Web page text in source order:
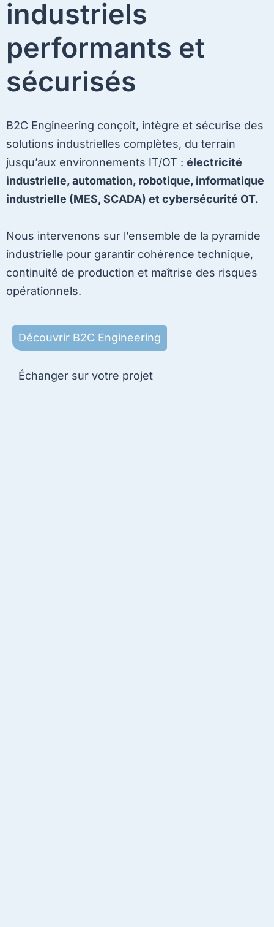
industriels
performants et
sécurisés
B2C Engineering conçoit, intègre et sécurise des
solutions industrielles complètes, du terrain
jusqu’aux environnements IT/OT : électricité
industrielle, automation, robotique, informatique
industrielle (MES, SCADA) et cybersécurité OT.
Nous intervenons sur l’ensemble de la pyramide
industrielle pour garantir cohérence technique,
continuité de production et maîtrise des risques
opérationnels.
Découvrir B2C Engineering
Échanger sur votre projet